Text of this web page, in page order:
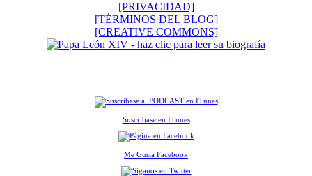
[PRIVACIDAD]
[TÉRMINOS DEL BLOG]
[CREATIVE COMMONS]
Suscríbase en ITunes
Me Gusta Facebook